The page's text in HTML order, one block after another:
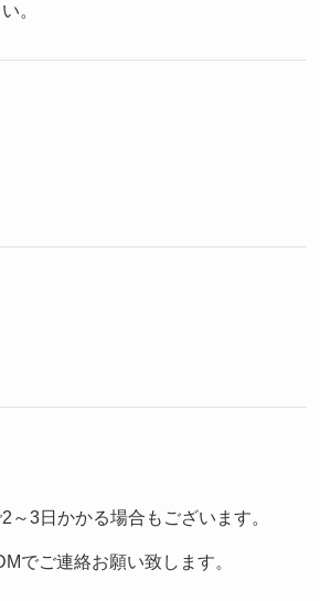
。
3日かかる場合もございます。
でご連絡お願い致します。